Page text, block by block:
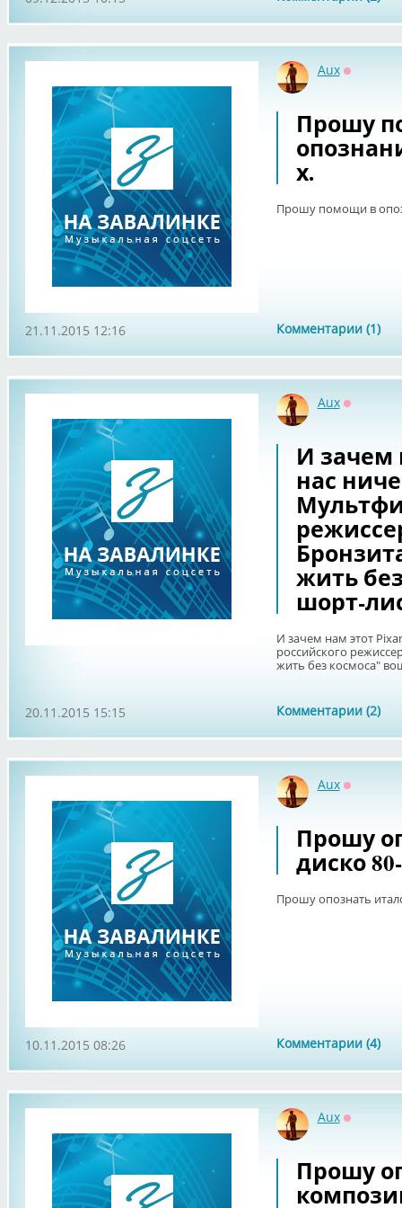
Aux
Прошу
х.
Прошу помощи в
Комментарии (1)
21.11.2015 12:16
Aux
И зачем
нас
жить
шорт-
И зачем нам этот
российского
жить без космоса"
Комментарии (2)
20.11.2015 15:15
Aux
Прошу
диско
Прошу опознать
Комментарии (4)
10.11.2015 08:26
Aux
Прошу